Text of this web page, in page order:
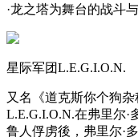
·龙之塔为舞台的战斗
星际军团L.E.G.I.O.N.
又名《道克斯你个狗杂
L.E.G.I.O.N.在弗里尔
鲁人俘虏後，弗里尔·